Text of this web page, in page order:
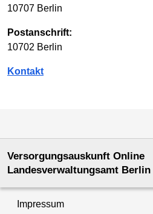
10707 Berlin
Postanschrift:
10702 Berlin
Kontakt
Versorgungsauskunft Online
Landesverwaltungsamt Berlin
Impressum